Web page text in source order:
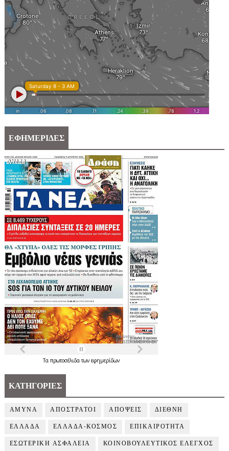
ΕΦΗΜΕΡΙΔΕΣ
Τα πρωτοσέλιδατων εφημερίδων
ΚΑΤΗΓΟΡΙΕΣ
ΑΜΥΝΑ ΑΠΟΣΤΡΑΤΟΙ ΑΠΟΨΕΙΣ ΔΙΕΘΝΗ
ΕΛΛΑΔΑ ΕΛΛΑΔΑ-ΚΟΣΜΟΣ ΕΠΙΚΑΙΡΟΤΗΤΑ
ΕΣΩΤΕΡΙΚΗ ΑΣΦΑΛΕΙΑ ΚΟΙΝΟΒΟΥΛΕΥΤΙΚΟΣ ΕΛΕΓΧΟΣ